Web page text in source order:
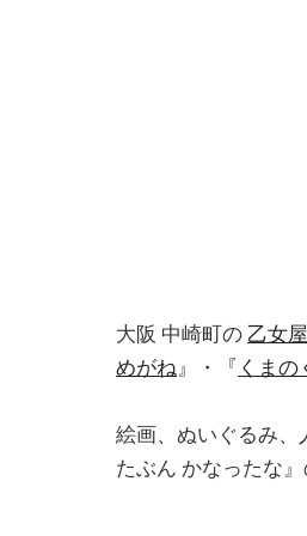
大阪 中崎町の 乙女屋
めがね』・『 くまの
絵画、ぬいぐるみ、
たぶん かなったな